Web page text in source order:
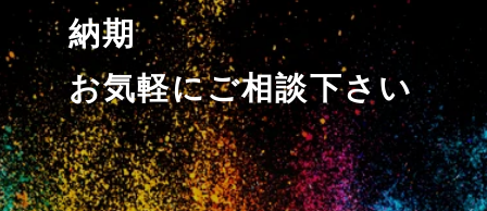
納期
お気軽にご相談下さい